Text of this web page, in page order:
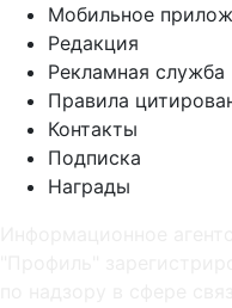
Мобильное
Редакция
Рекламная служба
Правила
Контакты
Подписка
Награды